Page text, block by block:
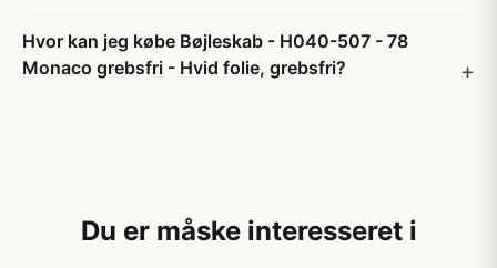
Hvor kan jeg købe Bøjleskab - H040-507 - 78
Monaco grebsfri - Hvid folie, grebsfri?
Du er måske interesseret i